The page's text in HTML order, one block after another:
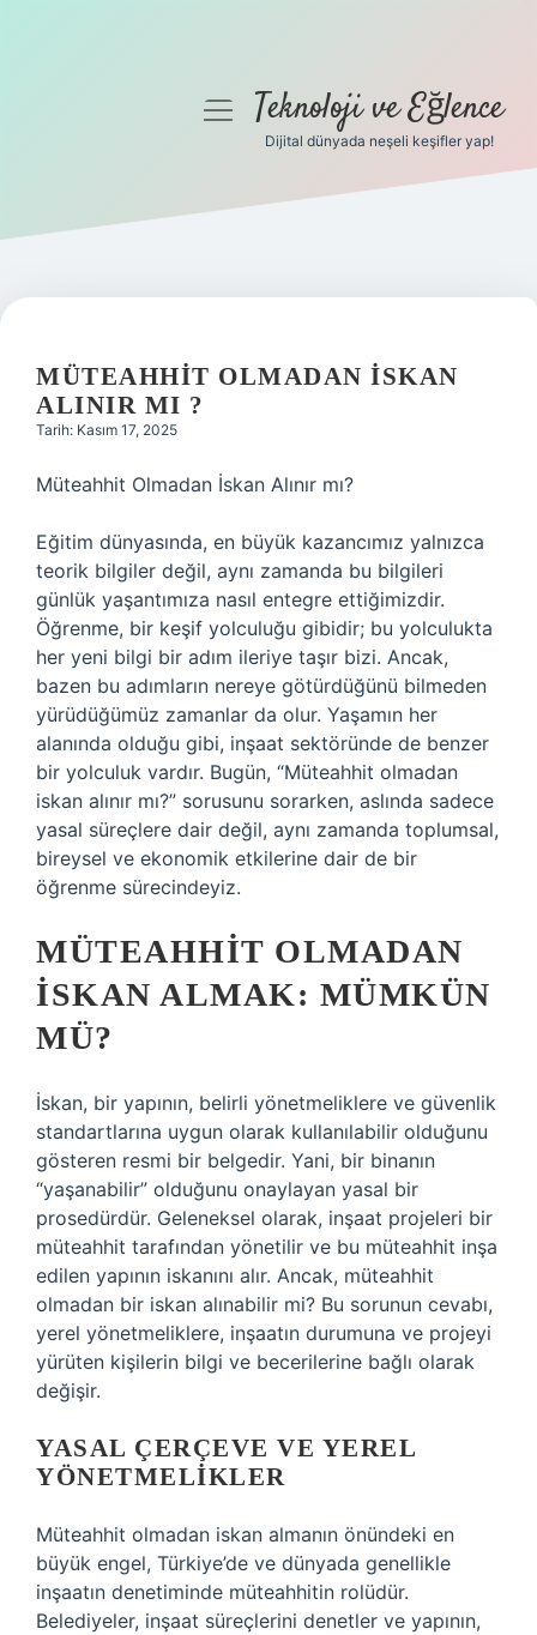
Gizlilik Politikası
Yasal Uyarı
menüyüTeknoloji ve Eğlence
Dijital dünyada neşeli keşifler yap!
MÜTEAHHIT OLMADAN ISKAN
ALINIR MI ?
Tarih: Kasım 17, 2025
Müteahhit Olmadan İskan Alınır mı?
Eğitim dünyasında, en büyük kazancımız yalnızca
teorik bilgiler değil, aynı zamanda bu bilgileri
günlük yaşantımıza nasıl entegre ettiğimizdir.
Öğrenme, bir keşif yolculuğu gibidir; bu yolculukta
her yeni bilgi bir adım ileriye taşır bizi. Ancak,
bazen bu adımların nereye götürdüğünü bilmeden
yürüdüğümüz zamanlar da olur. Yaşamın her
alanında olduğu gibi, inşaat sektöründe de benzer
bir yolculuk vardır. Bugün, “Müteahhit olmadan
iskan alınır mı?” sorusunu sorarken, aslında sadece
yasal süreçlere dair değil, aynı zamanda toplumsal,
bireysel ve ekonomik etkilerine dair de bir
öğrenme sürecindeyiz.
MÜTEAHHIT OLMADAN
İSKAN ALMAK: MÜMKÜN
MÜ?
İskan, bir yapının, belirli yönetmeliklere ve güvenlik
standartlarına uygun olarak kullanılabilir olduğunu
gösteren resmi bir belgedir. Yani, bir binanın
“yaşanabilir” olduğunu onaylayan yasal bir
prosedürdür. Geleneksel olarak, inşaat projeleri bir
müteahhit tarafından yönetilir ve bu müteahhit inşa
edilen yapının iskanını alır. Ancak, müteahhit
olmadan bir iskan alınabilir mi? Bu sorunun cevabı,
yerel yönetmeliklere, inşaatın durumuna ve projeyi
yürüten kişilerin bilgi ve becerilerine bağlı olarak
değişir.
YASAL ÇERÇEVE VE YEREL
YÖNETMELIKLER
Müteahhit olmadan iskan almanın önündeki en
büyük engel, Türkiye’de ve dünyada genellikle
inşaatın denetiminde müteahhitin rolüdür.
Belediyeler, inşaat süreçlerini denetler ve yapının,